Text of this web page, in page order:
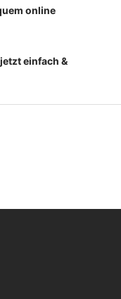
online
einfach &